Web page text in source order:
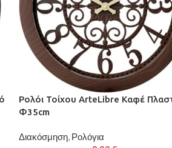
Ρολόι Τοίχου ArteLibre Καφέ
Φ35cm
Διακόσμηση, Ρολόγια